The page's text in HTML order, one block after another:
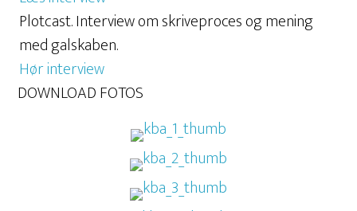
Plotcast. Interview om skriveproces og mening
med galskaben.
Hør interview
DOWNLOAD FOTOS